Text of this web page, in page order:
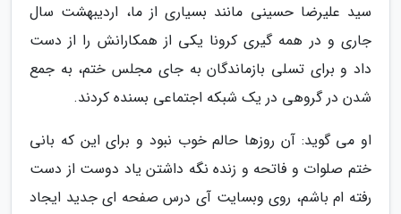
سید علیرضا حسینی مانند بسیاری از ما، اردیبهشت سال
جاری و در همه گیری کرونا یکی از همکارانش را از دست
داد و برای تسلی بازماندگان به جای مجلس ختم، به جمع
شدن در گروهی در یک شبکه اجتماعی بسنده کردند.
او می گوید: آن روزها حالم خوب نبود و برای این که بانی
ختم صلوات و فاتحه و زنده نگه داشتن یاد دوست از دست
رفته ام باشم، روی وبسایت آی درس صفحه ای جدید ایجاد